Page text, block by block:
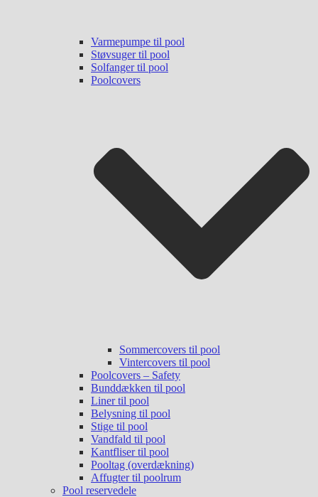
Varmepumpe til pool
Støvsuger til pool
Solfanger til pool
Poolcovers
Sommercovers til pool
Vintercovers til pool
Poolcovers – Safety
Bunddækken til pool
Liner til pool
Belysning til pool
Stige til pool
Vandfald til pool
Kantfliser til pool
Pooltag (overdækning)
Affugter til poolrum
Pool reservedele